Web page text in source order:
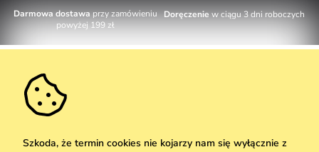
Darmowa dostawaprzy zamówieniu
powyżej 199 zł
Doręczeniew ciągu 3 dni roboczych
W dni robocze Pn-Pt: 8-17h
info@vuch.pl
+48 17 283 29 55
Informacje o zakupie
Kontakt
Najczęściej zadawane pytania
Szkoda, że termin cookies nie kojarzy nam się wyłącznie z